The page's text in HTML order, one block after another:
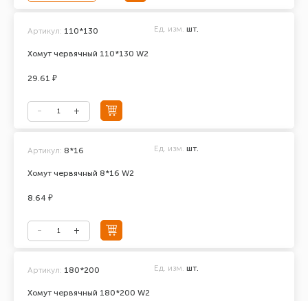
Хомут червячный 110*130 W2
Артикул: 110*130 Ед. изм. шт.
29.61 ₽
Хомут червячный 8*16 W2
Артикул: 8*16 Ед. изм. шт.
8.64 ₽
Хомут червячный 180*200 W2
Артикул: 180*200 Ед. изм. шт.